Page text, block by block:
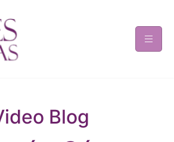
Blog